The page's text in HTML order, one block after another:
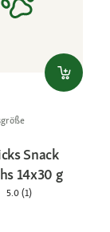
Snack
14x30 g
5.0 (1)